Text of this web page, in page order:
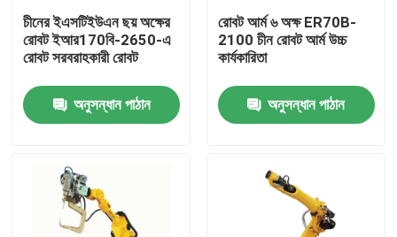
আমাদের সম্পর্কে
কারখানা পরিদর্শন
গুণমান নিয়ন্ত্রণ
আমাদের সাথে যোগাযোগ
চীনের ইএসটিইউএন ছয় অক্ষের
রোবট ইআর170বি-2650-এ
রোবট সরবরাহকারী রোবট
অনুসন্ধান পাঠান
রোবট আর্ম ৬ অক্ষ ER70B-
2100 চীন রোবট আর্ম উচ্চ
কার্যকারিতা
অনুসন্ধান পাঠান